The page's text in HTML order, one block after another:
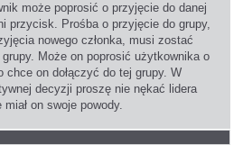
może poprosić o przyjęcie do danej
przycisk. Prośba o przyjęcie do grupy,
nowego członka, musi zostać
Może on poprosić użytkownika o
chce on dołączyć do tej grupy. W
decyzji proszę nie nękać lidera
on swoje powody.